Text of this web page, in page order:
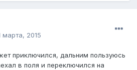
марта, 2015
приключился, дальним пользуюсь
в поля и переключился на